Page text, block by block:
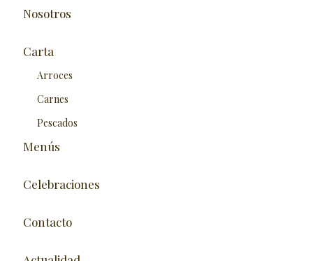
Nosotros
Carta
Arroces
Carnes
Pescados
Menús
Celebraciones
Contacto